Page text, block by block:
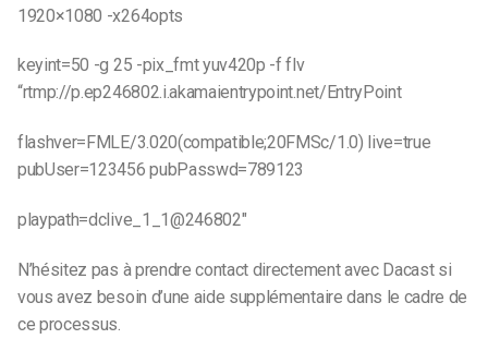
1920×1080 -x264opts
keyint=50 -g 25 -pix_fmt yuv420p -f flv
“rtmp://p.ep246802.i.akamaientrypoint.net/EntryPoint
flashver=FMLE/3.020(compatible;20FMSc/1.0) live=true
pubUser=123456 pubPasswd=789123
playpath=dclive_1_1@246802″
N’hésitez pas à prendre contact directement avec Dacast si
vous avez besoin d’une aide supplémentaire dans le cadre de
ce processus.